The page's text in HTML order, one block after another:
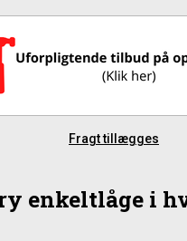
Fragt tillægges
enkeltlåge i